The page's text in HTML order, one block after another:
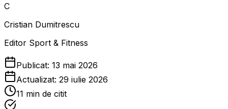
C
Cristian Dumitrescu
Editor Sport & Fitness
Publicat: 13 mai 2026
Actualizat: 29 iulie 2026
11 min de citit